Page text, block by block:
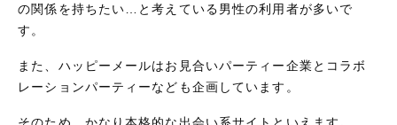
の関係を持ちたい…と考えている男性の利用者が多いで
す。
また、ハッピーメールはお見合いパーティー企業とコラボ
レーションパーティーなども企画しています。
そのため、かなり本格的な出会い系サイトといえます。